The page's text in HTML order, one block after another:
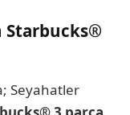
Starbucks®
Seyahatler